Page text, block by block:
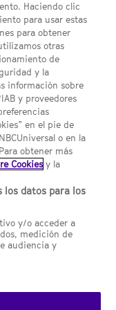
Edificio Torre
10 28046 Madrid B-
española y regulado
y la Competencia
Haciendo clic
para usar estas
para obtener
otras
de
y la
información sobre
y proveedores
en el pie de
o en la
obtener más
Cookies y la
los datos para los
y/o acceder a
medición de
audiencia y